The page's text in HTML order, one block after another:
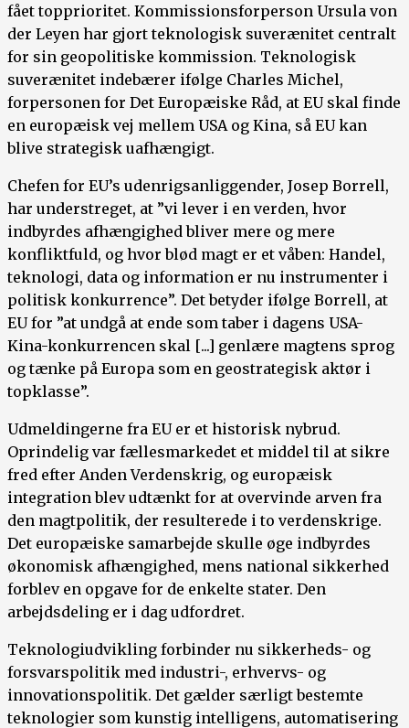
fået topprioritet. Kommissionsforperson Ursula von
der Leyen har gjort teknologisk suverænitet centralt
for sin geopolitiske kommission. Teknologisk
suverænitet indebærer ifølge Charles Michel,
forpersonen for Det Europæiske Råd, at EU skal finde
en europæisk vej mellem USA og Kina, så EU kan
blive strategisk uafhængigt.
Chefen for EU’s udenrigsanliggender, Josep Borrell,
har understreget, at ”vi lever i en verden, hvor
indbyrdes afhængighed bliver mere og mere
konfliktfuld, og hvor blød magt er et våben: Handel,
teknologi, data og information er nu instrumenter i
politisk konkurrence”. Det betyder ifølge Borrell, at
EU for ”at undgå at ende som taber i dagens USA-
Kina-konkurrencen skal [...] genlære magtens sprog
og tænke på Europa som en geostrategisk aktør i
topklasse”.
Udmeldingerne fra EU er et historisk nybrud.
Oprindelig var fællesmarkedet et middel til at sikre
fred efter Anden Verdenskrig, og europæisk
integration blev udtænkt for at overvinde arven fra
den magtpolitik, der resulterede i to verdenskrige.
Det europæiske samarbejde skulle øge indbyrdes
økonomisk afhængighed, mens national sikkerhed
forblev en opgave for de enkelte stater. Den
arbejdsdeling er i dag udfordret.
Teknologiudvikling forbinder nu sikkerheds- og
forsvarspolitik med industri-, erhvervs- og
innovationspolitik. Det gælder særligt bestemte
teknologier som kunstig intelligens, automatisering